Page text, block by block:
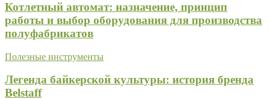
Котлетный автомат: назначение, принцип
работы и выбор оборудования для производства
полуфабрикатов
Полезные инструменты
Легенда байкерской культуры: история бренда
Belstaff